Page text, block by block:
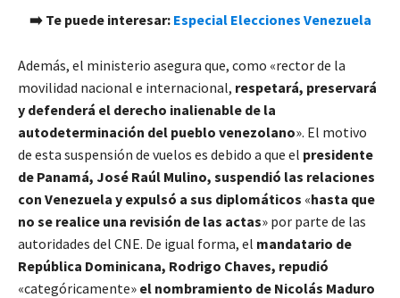
➡️ Te puede interesar: Especial Elecciones Venezuela
Además, el ministerio asegura que, como «rector de la
movilidad nacional e internacional, respetará, preservará
y defenderá el derecho inalienable de la
autodeterminación del pueblo venezolano». El motivo
de esta suspensión de vuelos es debido a que el presidente
de Panamá, José Raúl Mulino, suspendió las relaciones
con Venezuela y expulsó a sus diplomáticos «hasta que
no se realice una revisión de las actas» por parte de las
autoridades del CNE. De igual forma, el mandatario de
República Dominicana, Rodrigo Chaves, repudió
«categóricamente» el nombramiento de Nicolás Maduro